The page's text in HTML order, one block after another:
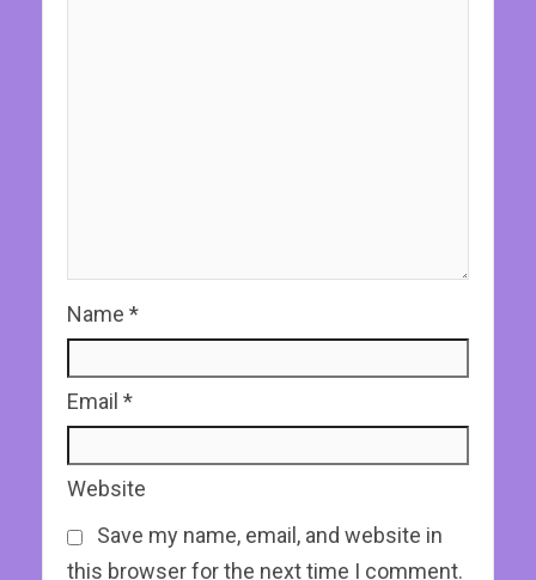
Name *
Email *
Website
Save my name, email, and website in
this browser for the next time I comment.